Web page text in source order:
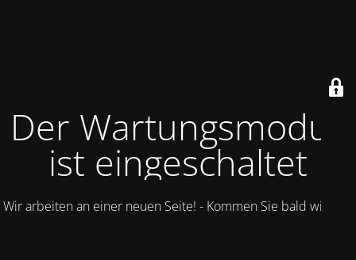
Der Wartungsmodus
ist eingeschaltet
Wir arbeiten an einer neuen Seite! - Kommen Sie bald wieder.